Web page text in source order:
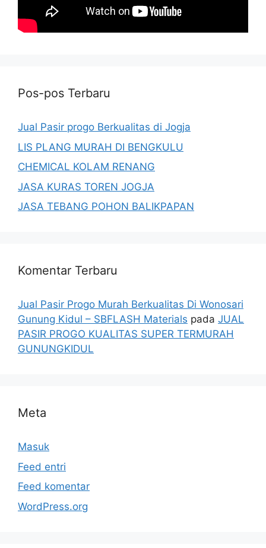
Pos-pos Terbaru
Jual Pasir progo Berkualitas di Jogja
LIS PLANG MURAH DI BENGKULU
CHEMICAL KOLAM RENANG
JASA KURAS TOREN JOGJA
JASA TEBANG POHON BALIKPAPAN
Komentar Terbaru
Jual Pasir Progo Murah Berkualitas Di Wonosari
Gunung Kidul – SBFLASH Materials pada JUAL
PASIR PROGO KUALITAS SUPER TERMURAH
GUNUNGKIDUL
Meta
Masuk
Feed entri
Feed komentar
WordPress.org